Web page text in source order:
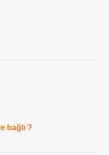
bağlı ?